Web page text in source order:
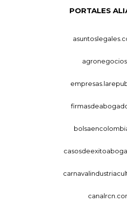
PORTALES